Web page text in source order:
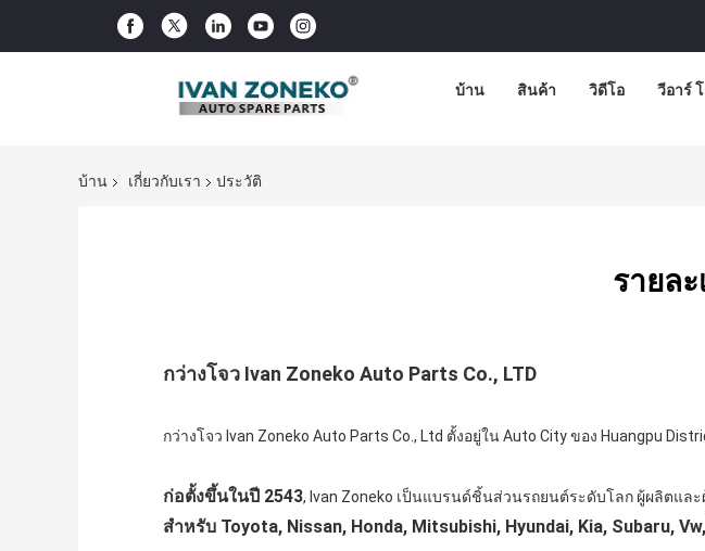
บ้าน สินค้า วิดีโอ วีอาร์
บ้าน เกี่ยวกับเรา ประวัติ
รายล
กว่างโจว Ivan Zoneko Auto Parts Co., LTD
กว่างโจว Ivan Zoneko Auto Parts Co., Ltd ตั้งอยู่ใน Auto City ของ Huangpu
ก่อตั้งขึ้นในปี 2543, Ivan Zoneko เป็นแบรนด์ชิ้นส่วนรถยนต์ระดับโลก ผู้ผลิตแล
สำหรับ Toyota, Nissan, Honda, Mitsubishi, Hyundai, Kia, Subaru,